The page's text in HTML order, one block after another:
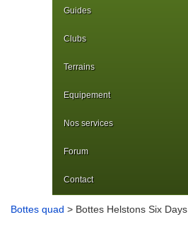
Guides
Clubs
Terrains
Equipement
Nos services
Forum
Contact
Bottes quad > Bottes Helstons Six Days